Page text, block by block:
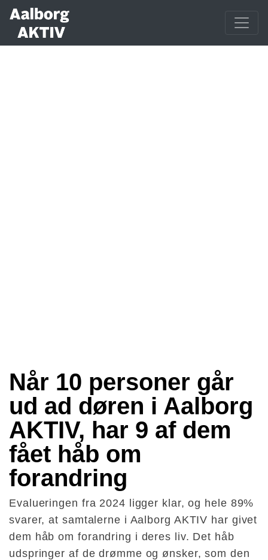
Når 10 personer går
ud ad døren i Aalborg
AKTIV, har 9 af dem
fået håb om
forandring
Evalueringen fra 2024 ligger klar, og hele 89%
svarer, at samtalerne i Aalborg AKTIV har givet
dem håb om forandring i deres liv. Det håb
udspringer af de drømme og ønsker, som den